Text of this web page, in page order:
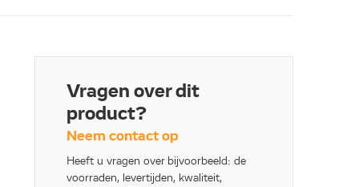
Vragen over dit
product?
Neem contact op
Heeft u vragen over bijvoorbeeld: de
voorraden, levertijden, kwaliteit,